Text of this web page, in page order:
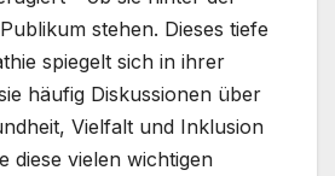
stehen. Dieses tiefe
spiegelt sich in ihrer
häufig Diskussionen über
Vielfalt und Inklusion
diese vielen wichtigen